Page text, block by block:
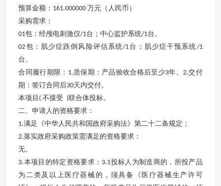
预算金额： 161.000000 万元（人民币）
采购需求：
01包：经颅电刺激仪/1台；中心监护系统/1台。
02包：肌少症跌倒风险评估系统/1台；肌少症干预系统/1
台。
合同履行期限： 1.质保期：产品验收合格后至少3年。 2.交付
期：签订合同后30天内交付。
本项目 (不接受 )联合体投标。
二、申请人的资格要求：
1.满足《中华人民共和国政府采购法》第二十二条规定；
2.落实政府采购政策需满足的资格要求：
无。
3.本项目的特定资格要求： 3.1投标人为制造商的，所投产品
为二类及以上医疗器械的，须具备《医疗器械生产许可